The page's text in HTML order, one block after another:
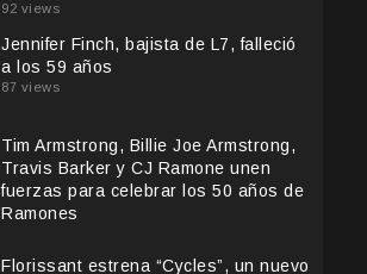
92 views
Jennifer Finch, bajista de L7, falleció
a los 59 años
87 views
Tim Armstrong, Billie Joe Armstrong,
Travis Barker y CJ Ramone unen
fuerzas para celebrar los 50 años de
Ramones
Florissant estrena “Cycles”, un nuevo